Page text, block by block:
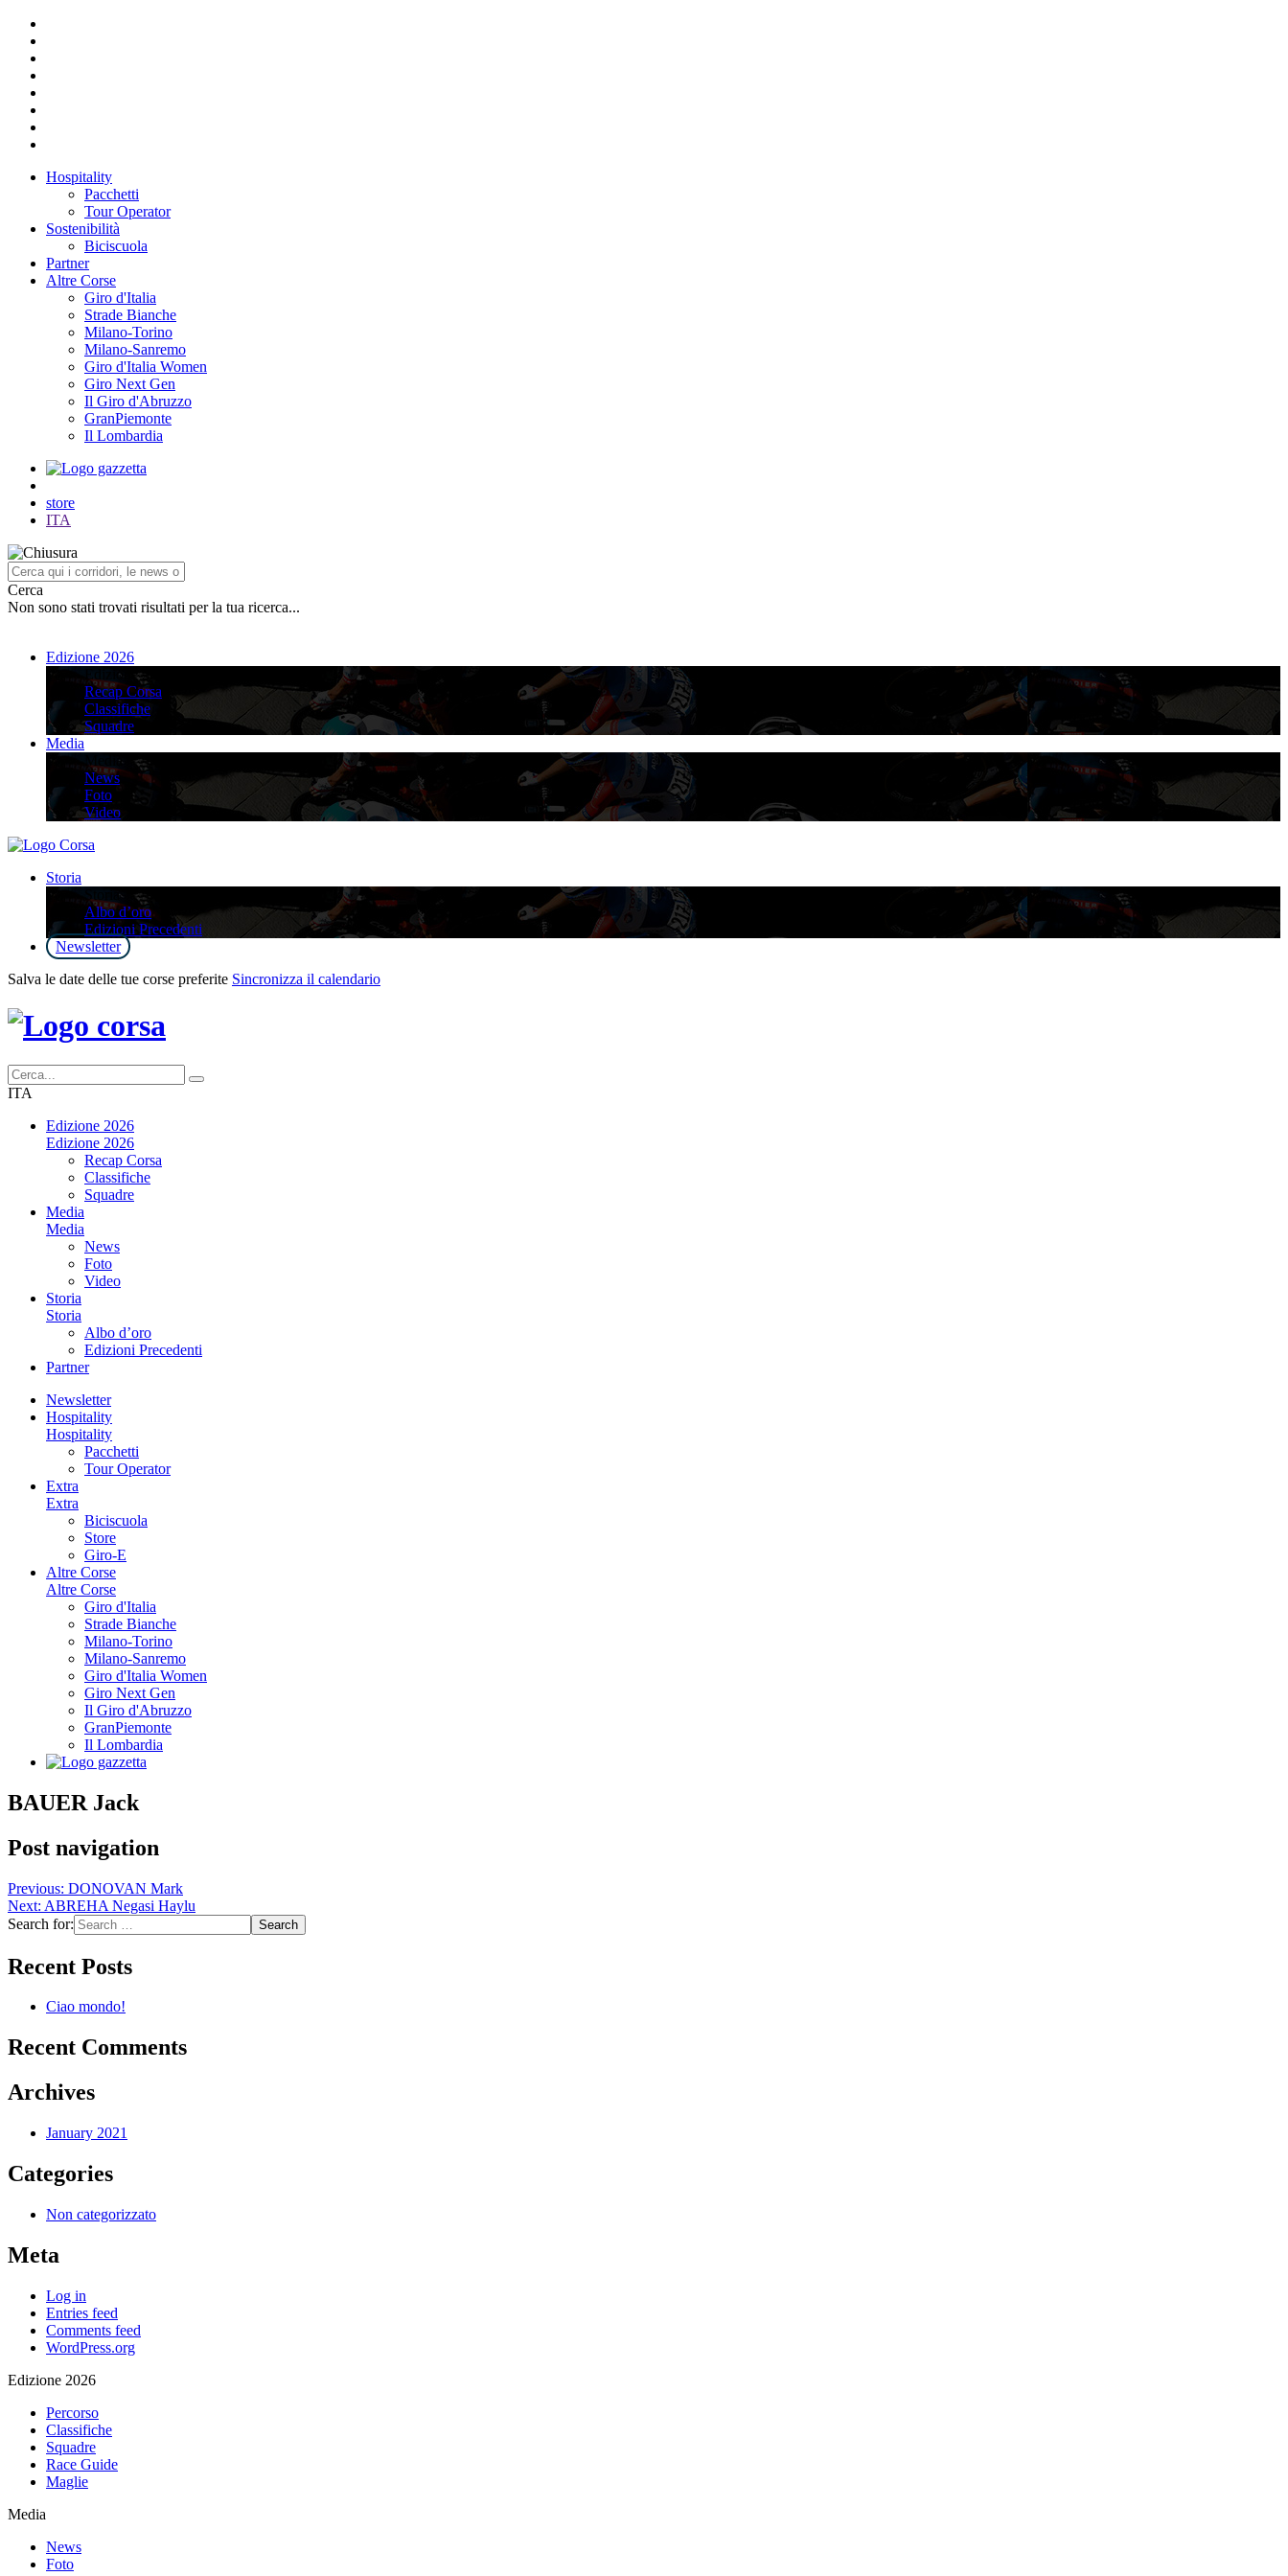
Hospitality
Pacchetti
Tour Operator
Sostenibilità
Biciscuola
Partner
Altre Corse
Giro d'Italia
Strade Bianche
Milano-Torino
Milano-Sanremo
Giro d'Italia Women
Giro Next Gen
Il Giro d'Abruzzo
GranPiemonte
Il Lombardia
store
ITA
Cerca
Non sono stati trovati risultati per la tua ricerca...
Edizione 2026
Edizione 2026
Recap Corsa
Classifiche
Squadre
Media
Media
News
Foto
Video
Storia
Storia
Albo d’oro
Edizioni Precedenti
Newsletter
Salva le date delle tue corse preferite Sincronizza il calendario
ITA
Edizione 2026
Edizione 2026
Recap Corsa
Classifiche
Squadre
Media
Media
News
Foto
Video
Storia
Storia
Albo d’oro
Edizioni Precedenti
Partner
Newsletter
Hospitality
Hospitality
Pacchetti
Tour Operator
Extra
Extra
Biciscuola
Store
Giro-E
Altre Corse
Altre Corse
Giro d'Italia
Strade Bianche
Milano-Torino
Milano-Sanremo
Giro d'Italia Women
Giro Next Gen
Il Giro d'Abruzzo
GranPiemonte
Il Lombardia
BAUER Jack
Post navigation
Previous: DONOVAN Mark
Next: ABREHA Negasi Haylu
Search for:
Recent Posts
Ciao mondo!
Recent Comments
Archives
January 2021
Categories
Non categorizzato
Meta
Log in
Entries feed
Comments feed
WordPress.org
Edizione 2026
Percorso
Classifiche
Squadre
Race Guide
Maglie
Media
News
Foto